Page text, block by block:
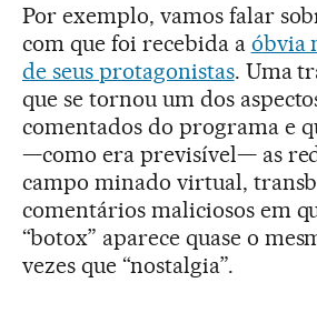
Por exemplo, vamos falar
com que foi recebida a óbvia
de seus protagonistas. Uma
que se tornou um dos
comentados do programa e
—como era previsível— as
campo minado virtual,
comentários maliciosos em
“botox” aparece quase o
vezes que “nostalgia”.